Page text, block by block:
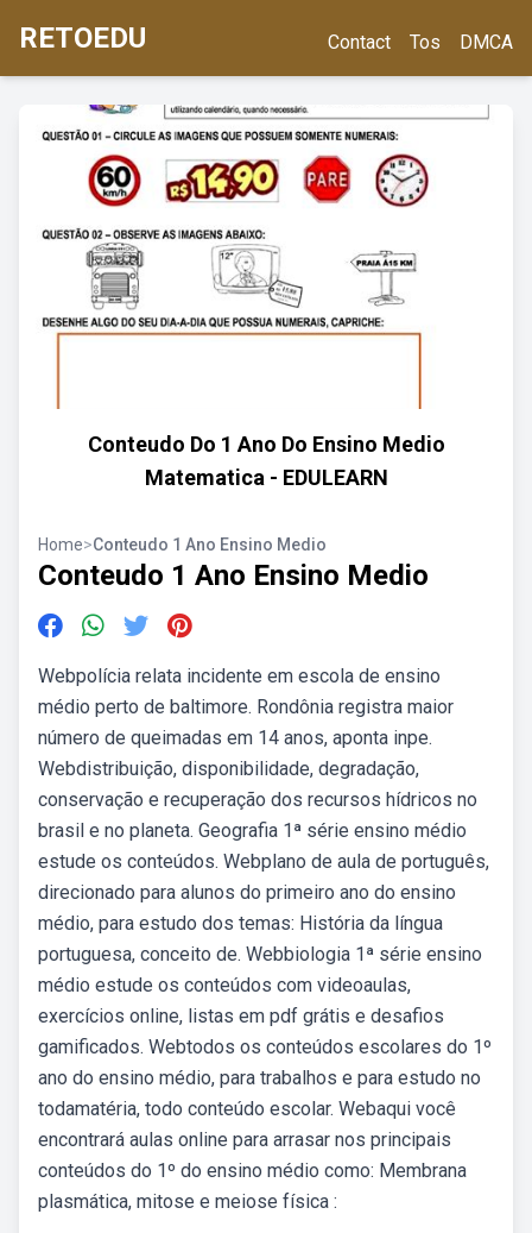
RETOEDU Contact Tos DMCA
Conteudo Do 1 Ano Do Ensino Medio
Matematica - EDULEARN
Home>Conteudo 1 Ano Ensino Medio
Conteudo 1 Ano Ensino Medio
Webpolícia relata incidente em escola de ensino
médio perto de baltimore. Rondônia registra maior
número de queimadas em 14 anos, aponta inpe.
Webdistribuição, disponibilidade, degradação,
conservação e recuperação dos recursos hídricos no
brasil e no planeta. Geografia 1ª série ensino médio
estude os conteúdos. Webplano de aula de português,
direcionado para alunos do primeiro ano do ensino
médio, para estudo dos temas: História da língua
portuguesa, conceito de. Webbiologia 1ª série ensino
médio estude os conteúdos com videoaulas,
exercícios online, listas em pdf grátis e desafios
gamificados. Webtodos os conteúdos escolares do 1º
ano do ensino médio, para trabalhos e para estudo no
todamatéria, todo conteúdo escolar. Webaqui você
encontrará aulas online para arrasar nos principais
conteúdos do 1º do ensino médio como: Membrana
plasmática, mitose e meiose física :